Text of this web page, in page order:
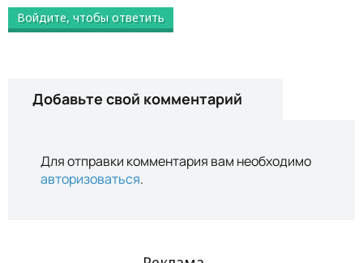
Войдите, чтобы ответить
Добавьте свой комментарий
Для отправки комментария вам необходимо
авторизоваться.